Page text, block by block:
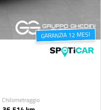
GARANZIA 12 MESI
Chilometraggio